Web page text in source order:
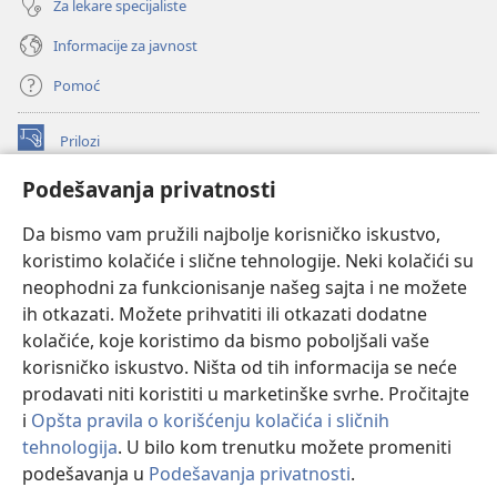
Podešavanja privatnosti
Da bismo vam pružili najbolje korisničko iskustvo,
koristimo kolačiće i slične tehnologije. Neki kolačići su
neophodni za funkcionisanje našeg sajta i ne možete
ih otkazati. Možete prihvatiti ili otkazati dodatne
kolačiće, koje koristimo da bismo poboljšali vaše
korisničko iskustvo. Ništa od tih informacija se neće
prodavati niti koristiti u marketinške svrhe. Pročitajte
i Opšta pravila o korišćenju kolačića i sličnih
tehnologija. U bilo kom trenutku možete promeniti
podešavanja u Podešavanja privatnosti.
Za lekare specijaliste
Informacije za javnost
Pomoć
Prilozi
(otvara
prozor)ONLAJN BIBLIOTEKA Watchtower
novi
prozor)JW Hub
(otvara
novi
prozor)JW Library ®
Watchtower Library®
Copyright© 2026 Watch Tower Bible and Tract Society of Pennsylvania.
PRAVILA KORIŠĆENJA
PRIVATNOST